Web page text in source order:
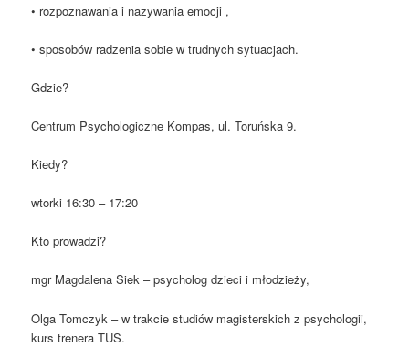
• rozpoznawania i nazywania emocji ,
• sposobów radzenia sobie w trudnych sytuacjach.
Gdzie?
Centrum Psychologiczne Kompas, ul. Toruńska 9.
Kiedy?
wtorki 16:30 – 17:20
Kto prowadzi?
mgr Magdalena Siek – psycholog dzieci i młodzieży,
Olga Tomczyk – w trakcie studiów magisterskich z psychologii,
kurs trenera TUS.